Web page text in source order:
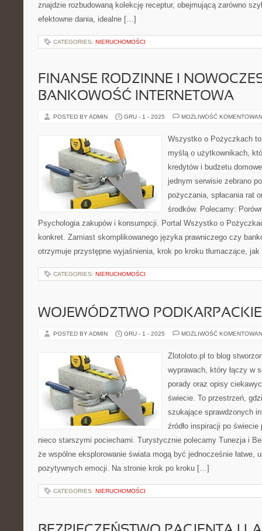
znajdzie rozbudowaną kolekcję receptur, obejmującą zarówno
efektowne dania, idealne […]
CATEGORIES: NIERUCHOMOŚCI
FINANSE RODZINNE I
BANKOWOŚĆ INTERNETOWA
POSTED BY ADMIN GRU - 1 - 2025 MOŻLIWOŚĆ
Wszystko o Pożyczkach
myślą o użytkownikach,
kredytów i budżetu
jednym serwisie zebrano
pożyczania, spłacania rat
środków. Polecamy:
Psychologia zakupów i konsumpcji. Portal Wszystko o
konkret. Zamiast skomplikowanego języka prawniczego czy
otrzymuje przystępne wyjaśnienia, krok po kroku tłumaczące,
CATEGORIES: NIERUCHOMOŚCI
WOJEWÓDZTWO
POSTED BY ADMIN GRU - 1 - 2025 MOŻLIWOŚĆ
Zlotoloto.pl to blog
wyprawach, który łączy w
porady oraz opisy
świecie. To przestrzeń,
szukające sprawdzonych
źródło inspiracji po
nieco starszymi pociechami. Turystycznie polecamy Tunezja i
że wspólne eksplorowanie świata mogą być jednocześnie łatwe,
pozytywnych emocji. Na stronie krok po kroku […]
CATEGORIES: NIERUCHOMOŚCI